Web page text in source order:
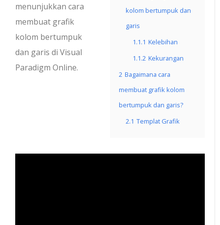
kolom bertumpuk dan
garis
1.1.1 Kelebihan
1.1.2 Kekurangan
2 Bagaimana cara
membuat grafik kolom
bertumpuk dan garis?
2.1 Templat Grafik
menunjukkan cara
membuat grafik
kolom bertumpuk
dan garis di Visual
Paradigm Online.